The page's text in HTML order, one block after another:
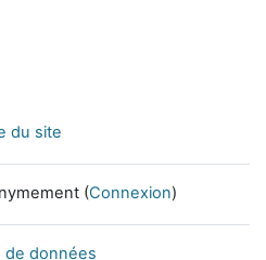
du site
(Connexion)
de données